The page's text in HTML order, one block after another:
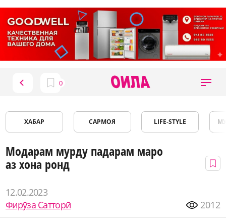
ХАБАР САРМОЯ LIFE-STYLE
Модарам мурду падарам маро
аз хона ронд
12.02.2023
Фирӯза Сатторӣ
2012